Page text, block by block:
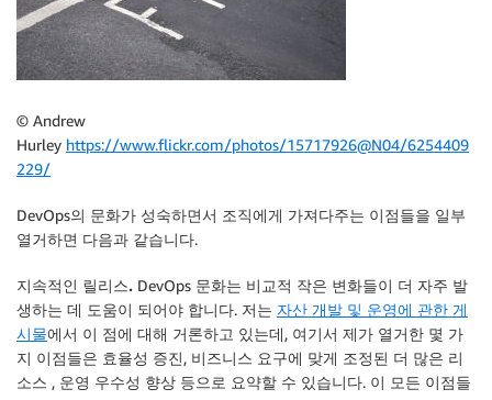
© Andrew
Hurley https://www.flickr.com/photos/15717926@N04/6254409
229/
DevOps의 문화가 성숙하면서 조직에게 가져다주는 이점들을 일부
열거하면 다음과 같습니다.
지속적인 릴리스. DevOps 문화는 비교적 작은 변화들이 더 자주 발
생하는 데 도움이 되어야 합니다. 저는 자산 개발 및 운영에 관한 게
시물에서 이 점에 대해 거론하고 있는데, 여기서 제가 열거한 몇 가
지 이점들은 효율성 증진, 비즈니스 요구에 맞게 조정된 더 많은 리
소스 , 운영 우수성 향상 등으로 요약할 수 있습니다. 이 모든 이점들